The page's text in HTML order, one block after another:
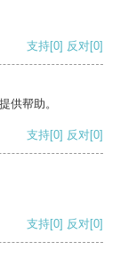
支持[0] 反对[0]
供帮助。
支持[0] 反对[0]
支持[0] 反对[0]